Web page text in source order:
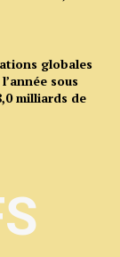
globales
sous
milliards de